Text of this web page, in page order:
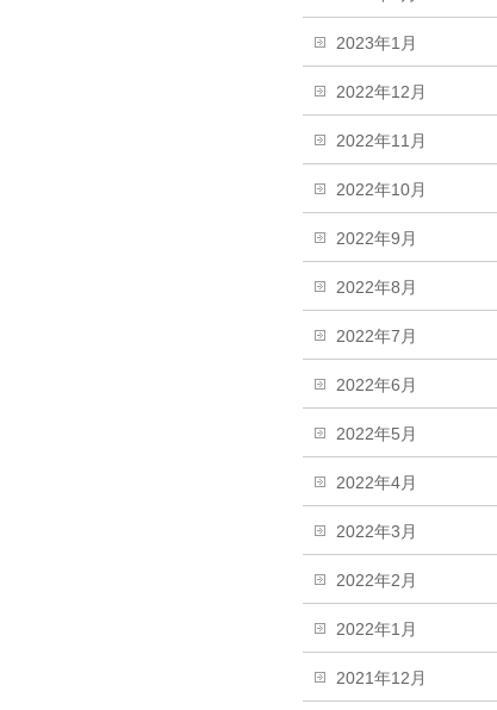
2023年1月
2022年12月
2022年11月
2022年10月
2022年9月
2022年8月
2022年7月
2022年6月
2022年5月
2022年4月
2022年3月
2022年2月
2022年1月
2021年12月